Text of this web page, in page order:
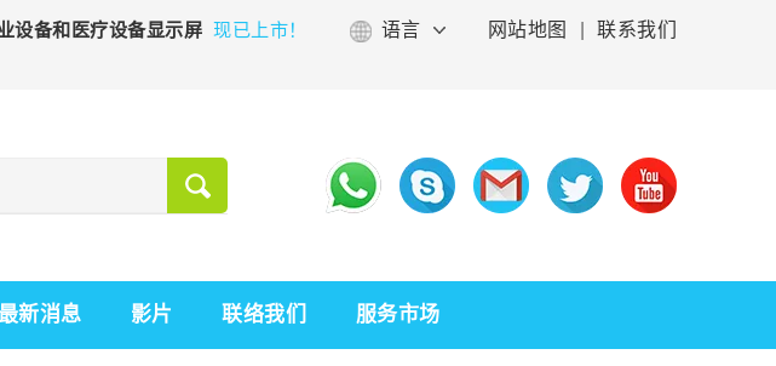
设备和医疗设备显示屏 现已上市！ 语言 网站地图 联系我们
新消息 影片 联络我们 服务市场